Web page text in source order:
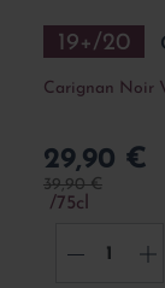
19+/20
Carignan Noir
29,90 €
39,90 €
75cl
- +